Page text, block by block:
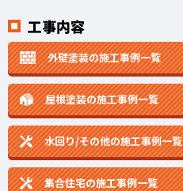
工事内容
外壁塗装の施工事例一覧
屋根塗装の施工事例一覧
水回り/その他の施工事例一覧
集合住宅の施工事例一覧